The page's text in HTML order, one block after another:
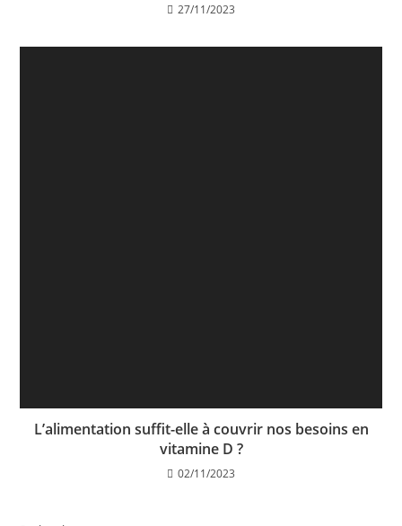
27/11/2023
L’alimentation suffit-elle à couvrir nos besoins en
vitamine D ?
02/11/2023